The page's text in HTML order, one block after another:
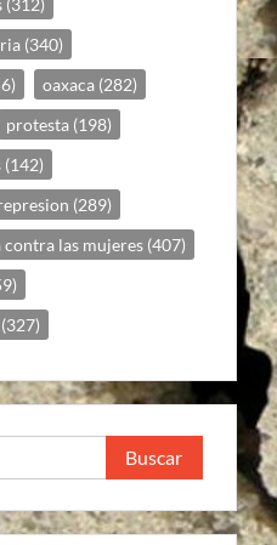
(312)
(340)
oaxaca (282)
protesta (198)
(142)
(289)
las mujeres (407)
(327)
Buscar: